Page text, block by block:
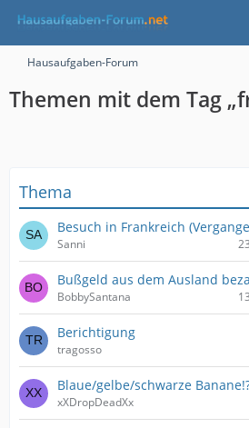
Hausaufgaben-Forum
Themen mit dem Tag
Thema
Besuch in Frankreich
Sanni
Bußgeld aus dem Ausland
BobbySantana
Berichtigung
tragosso
Blaue/gelbe/schwarze
xXDropDeadXx